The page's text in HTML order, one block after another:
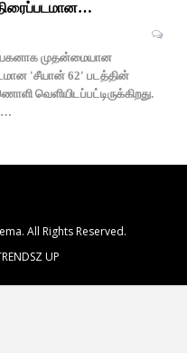
திரைப்படமான…
முதன்மையான
'சீயான் 62' படத்தின்
வெளியிடப்பட்டிருக்கிறது.
…
All Rights Reserved.
UP